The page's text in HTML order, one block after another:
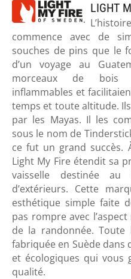
LIGHT
commence avec de
souches de pins que le
d’un voyage au
morceaux de bois
inflammables et
temps et toute altitude.
par les Mayas. Il les
sous le nom de
ce fut un grand succès.
Light My Fire étendit sa
vaisselle destinée
d’extérieurs. Cette
esthétique simple faite
pas rompre avec
de la randonnée.
fabriquée en Suède dans
et écologiques qui vous
qualité.